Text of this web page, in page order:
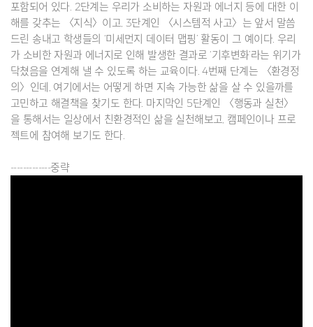
포함되어 있다. 2단계는 우리가 소비하는 자원과 에너지 등에 대한 이
해를 갖추는 〈지식〉이고, 3단계인 〈시스템적 사고〉는 앞서 말씀
드린 송내고 학생들의 ‘미세먼지 데이터 맵핑’ 활동이 그 예이다. 우리
가 소비한 자원과 에너지로 인해 발생한 결과로 ‘기후변화’라는 위기가
닥쳤음을 연계해 낼 수 있도록 하는 교육이다. 4번째 단계는 〈환경정
의〉인데, 여기에서는 어떻게 하면 지속 가능한 삶을 살 수 있을까를
고민하고 해결책을 찾기도 한다. 마지막인 5단계인 〈행동과 실천〉
을 통해서는 일상에서 친환경적인 삶을 실천해보고, 캠페인이나 프로
젝트에 참여해 보기도 한다.
-------------중략